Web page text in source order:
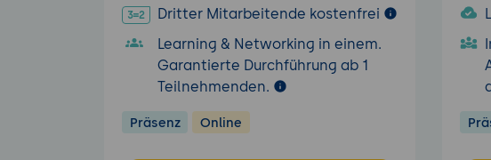
Dritter Mitarbeitende kostenfrei
Learning & Networking in einem.
Garantierte Durchführung ab 1
Teilnehmenden.
Präsenz Online